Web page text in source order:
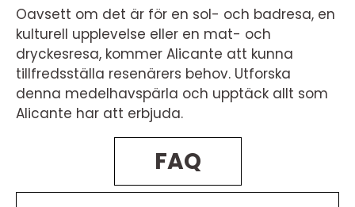
Oavsett om det är för en sol- och badresa, en
kulturell upplevelse eller en mat- och
dryckesresa, kommer Alicante att kunna
tillfredsställa resenärers behov. Utforska
denna medelhavspärla och upptäck allt som
Alicante har att erbjuda.
FAQ